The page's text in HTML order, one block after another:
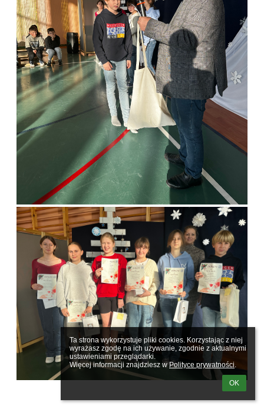
Ta strona wykorzystuje pliki cookies. Korzystając z niej
wyrażasz zgodę na ich używanie, zgodnie z aktualnymi
ustawieniami przeglądarki.
Więcej informacji znajdziesz w Polityce prywatności.
OK